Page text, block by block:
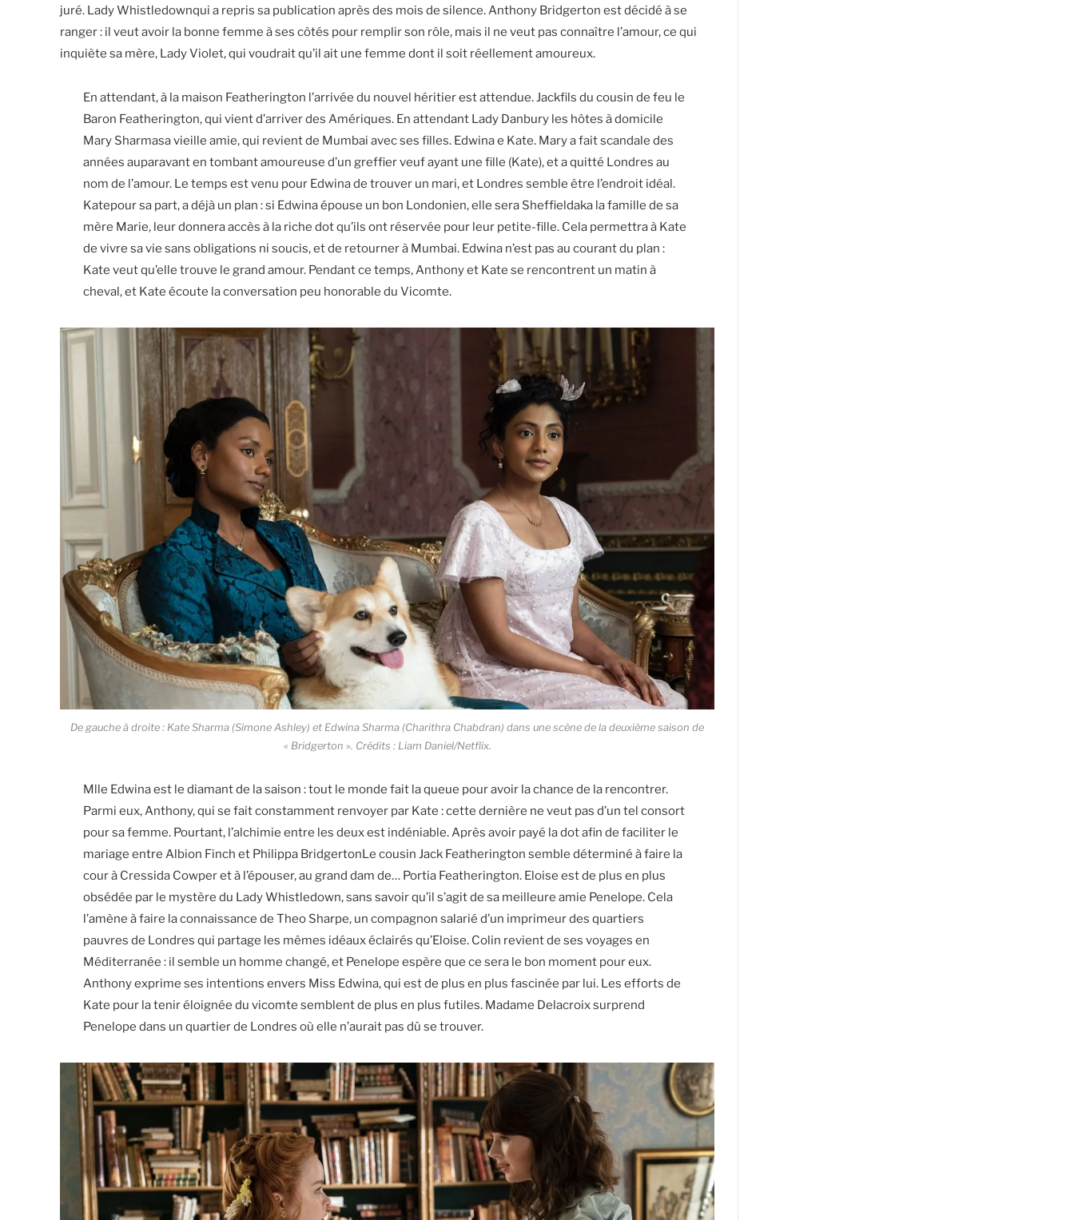
juré. Lady Whistledownqui a repris sa publication après des mois de silence. Anthony Bridgerton est décidé à se
ranger : il veut avoir la bonne femme à ses côtés pour remplir son rôle, mais il ne veut pas connaître l’amour, ce qui
inquiète sa mère, Lady Violet, qui voudrait qu’il ait une femme dont il soit réellement amoureux.
En attendant, à la maison Featherington l’arrivée du nouvel héritier est attendue. Jackfils du cousin de feu le
Baron Featherington, qui vient d’arriver des Amériques. En attendant Lady Danbury les hôtes à domicile
Mary Sharmasa vieille amie, qui revient de Mumbai avec ses filles. Edwina e Kate. Mary a fait scandale des
années auparavant en tombant amoureuse d’un greffier veuf ayant une fille (Kate), et a quitté Londres au
nom de l’amour. Le temps est venu pour Edwina de trouver un mari, et Londres semble être l’endroit idéal.
Katepour sa part, a déjà un plan : si Edwina épouse un bon Londonien, elle sera Sheffieldaka la famille de sa
mère Marie, leur donnera accès à la riche dot qu’ils ont réservée pour leur petite-fille. Cela permettra à Kate
de vivre sa vie sans obligations ni soucis, et de retourner à Mumbai. Edwina n’est pas au courant du plan :
Kate veut qu’elle trouve le grand amour. Pendant ce temps, Anthony et Kate se rencontrent un matin à
cheval, et Kate écoute la conversation peu honorable du Vicomte.
De gauche à droite : Kate Sharma (Simone Ashley) et Edwina Sharma (Charithra Chabdran) dans une scène de la deuxième saison de
« Bridgerton ». Crédits : Liam Daniel/Netflix.
Mlle Edwina est le diamant de la saison : tout le monde fait la queue pour avoir la chance de la rencontrer.
Parmi eux, Anthony, qui se fait constamment renvoyer par Kate : cette dernière ne veut pas d’un tel consort
pour sa femme. Pourtant, l’alchimie entre les deux est indéniable. Après avoir payé la dot afin de faciliter le
mariage entre Albion Finch et Philippa BridgertonLe cousin Jack Featherington semble déterminé à faire la
cour à Cressida Cowper et à l’épouser, au grand dam de… Portia Featherington. Eloise est de plus en plus
obsédée par le mystère du Lady Whistledown, sans savoir qu’il s’agit de sa meilleure amie Penelope. Cela
l’amène à faire la connaissance de Theo Sharpe, un compagnon salarié d’un imprimeur des quartiers
pauvres de Londres qui partage les mêmes idéaux éclairés qu’Eloise. Colin revient de ses voyages en
Méditerranée : il semble un homme changé, et Penelope espère que ce sera le bon moment pour eux.
Anthony exprime ses intentions envers Miss Edwina, qui est de plus en plus fascinée par lui. Les efforts de
Kate pour la tenir éloignée du vicomte semblent de plus en plus futiles. Madame Delacroix surprend
Penelope dans un quartier de Londres où elle n’aurait pas dû se trouver.